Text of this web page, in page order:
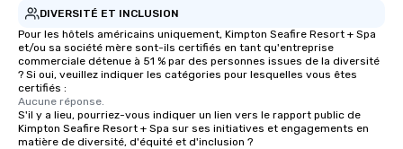
DIVERSITÉ ET INCLUSION
Pour les hôtels américains uniquement, Kimpton Seafire Resort + Spa
et/ou sa société mère sont-ils certifiés en tant qu'entreprise
commerciale détenue à 51 % par des personnes issues de la diversité
? Si oui, veuillez indiquer les catégories pour lesquelles vous êtes
certifiés :
Aucune réponse.
S'il y a lieu, pourriez-vous indiquer un lien vers le rapport public de
Kimpton Seafire Resort + Spa sur ses initiatives et engagements en
matière de diversité, d'équité et d'inclusion ?